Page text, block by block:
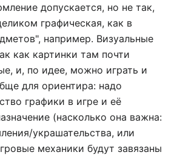
допускается, но не так,
графическая, как в
например. Визуальные
как картинки там почти
и, по идее, можно играть и
для ориентира: надо
графики в игре и её
(насколько она важна:
украшательства, или
механики будут завязаны